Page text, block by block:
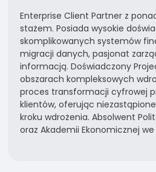
Enterprise Client Partner z
stażem. Posiada wysokie
skomplikowanych systemów
migracji danych, pasjonat
informacją. Doświadczony
obszarach kompleksowych
proces transformacji cyfrowej
klientów, oferując
kroku wdrożenia. Absolwent
oraz Akademii Ekonomicznej we